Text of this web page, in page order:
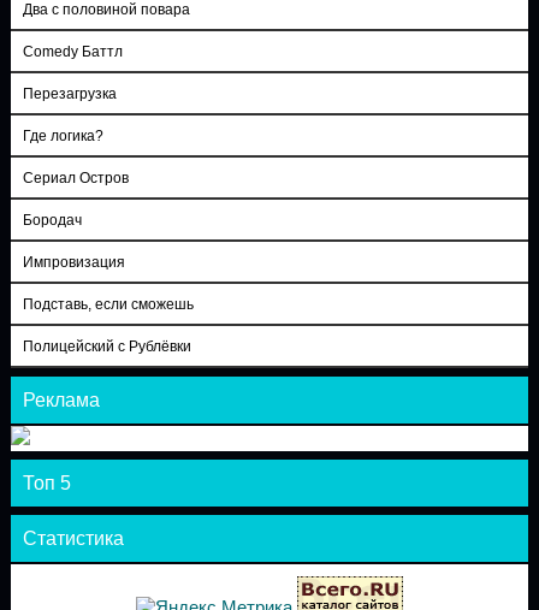
Два с половиной повара
Comedy Баттл
Перезагрузка
Где логика?
Сериал Остров
Бородач
Импровизация
Подставь, если сможешь
Полицейский с Рублёвки
Реклама
Топ 5
Статистика